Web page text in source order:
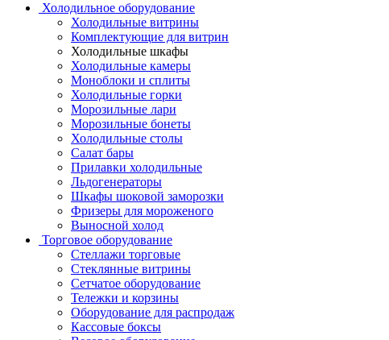
Холодильное оборудование
Холодильные витрины
Комплектующие для витрин
Холодильные шкафы
Холодильные камеры
Моноблоки и сплиты
Холодильные горки
Морозильные лари
Морозильные бонеты
Холодильные столы
Салат бары
Прилавки холодильные
Льдогенераторы
Шкафы шоковой заморозки
Фризеры для мороженого
Выносной холод
Торговое оборудование
Стеллажи торговые
Стеклянные витрины
Сетчатое оборудование
Тележки и корзины
Оборудование для распродаж
Кассовые боксы